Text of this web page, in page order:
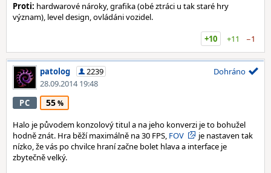
Proti: hardwarové nároky, grafika (obé ztráci u tak staré hry
význam), level design, ovládáni vozidel.
+10
+11 −1
patolog
2239
28.09.2014 19:48
Dohráno
PC 55
Halo je původem konzolový titul a na jeho konverzi je to bohužel
hodně znát. Hra běží maximálně na 30 FPS, FOV
je nastaven tak
nízko, že vás po chvilce hraní začne bolet hlava a interface je
zbytečně velký.